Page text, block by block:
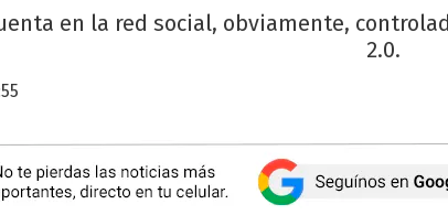
en la red social, obviamente,
2.0.